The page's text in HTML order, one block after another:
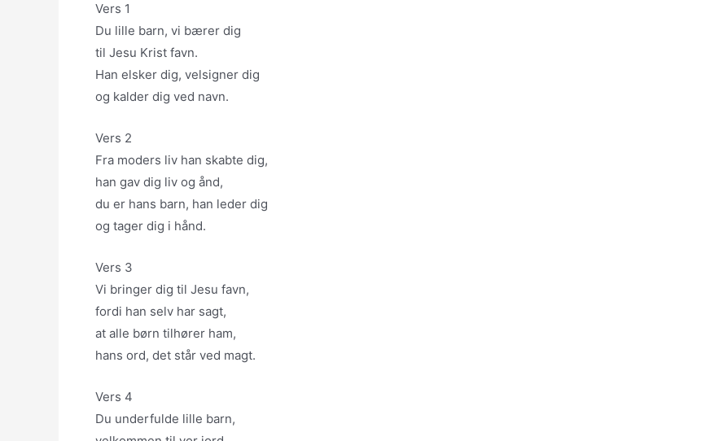
Vers 1
Du lille barn, vi bærer dig
til Jesu Krist favn.
Han elsker dig, velsigner dig
og kalder dig ved navn.
Vers 2
Fra moders liv han skabte dig,
han gav dig liv og ånd,
du er hans barn, han leder dig
og tager dig i hånd.
Vers 3
Vi bringer dig til Jesu favn,
fordi han selv har sagt,
at alle børn tilhører ham,
hans ord, det står ved magt.
Vers 4
Du underfulde lille barn,